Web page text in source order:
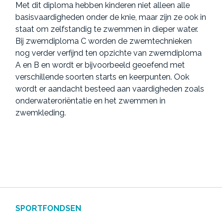
Met dit diploma hebben kinderen niet alleen alle
basisvaardigheden onder de knie, maar zijn ze ook in
staat om zelfstandig te zwemmen in dieper water.
Bij zwemdiploma C worden de zwemtechnieken
nog verder verfijnd ten opzichte van zwemdiploma
A en B en wordt er bijvoorbeeld geoefend met
verschillende soorten starts en keerpunten. Ook
wordt er aandacht besteed aan vaardigheden zoals
onderwateroriëntatie en het zwemmen in
zwemkleding.
SPORTFONDSEN